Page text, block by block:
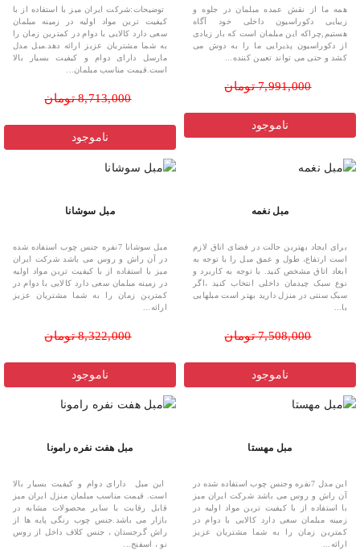
همه ما از نقش عمده مبلمان در جلوه و
زیبایی دکوراسیون داخلی خود آگاه
هستیم,چراکه این مبلمان است که بار زیادی
از دکوراسیون پذیرایی ما را به دوش می
کشد و حتی می تواند تعیین کننده...
7,991,000 تومان
ناموجود
توضیحات:شرکت ایران میز با استفاده از با
کیفیت ترین مواد اولیه در زمینه مبلمان
سعی دارد کالایی با دوام در کمترین زمان را
به شما مشتریان عزیز ارائه دهد.مبل مدل
مارسل دارای دوام و کیفیت بسیار بالا
است.قیمت مناسب مبلمان...
8,713,000 تومان
ناموجود
مبل نغمه
برای ایجاد بهترین حالت در فضای اتاق لازم
است ارتفاع، طول و عمق مبل را با توجه به
ابعاد اتاق مشخص کنید. با توجه به کاربرد و
نوع سبک چیدمان داخلی انتخاب کنید ،اگر
سبک سنتی در منزل دارید بهتر است مبلهایی
با...
7,508,000 تومان
ناموجود
مبل سوشانا
مبل سوشانا 7نفره جنس چوب استفاده شده
در آن راش و روس می باشد شرکت ایران
میز با استفاده از با کیفیت ترین مواد اولیه
در زمینه مبلمان سعی دارد کالایی با دوام در
کمترین زمان را به شما مشتریان عزیز
ارائه...
8,322,000 تومان
ناموجود
مبل مهستا
این مدل 7نفره وجنس چوب استفاده شده در
آن راش و روس می باشد شرکت ایران میز
با استفاده از با کیفیت ترین مواد اولیه در
زمینه مبلمان سعی دارد کالایی با دوام در
کمترین زمان را به شما مشتریان عزیز
ارائه...
مبل هفت نفره رامونا
این مبل دارای دوام و کیفیت بسیار بالا
است. قیمت مناسب مبلمان منزل ایران میز
قابل رقابت با سایر محصولات مشابه در
بازار می باشد.جنس چوب رنگی پایه ها از
راش گرجستان ، جنس کلاف داخل از روس
نو ، اسفنج...